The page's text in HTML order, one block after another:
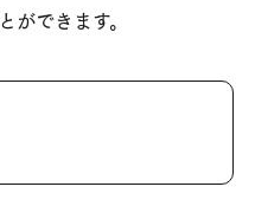
ができます。